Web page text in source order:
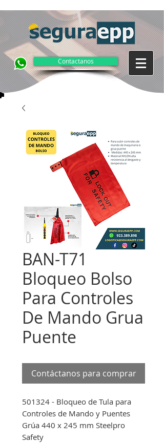
Contactanos
BAN-T71
Bloqueo Bolso
Para Controles
De Mando Grua
Puente
Contáctanos para comprar
501324 - Bloqueo de Tula para
Controles de Mando y Puentes
Grúa 440 x 245 mm Steelpro
Safety